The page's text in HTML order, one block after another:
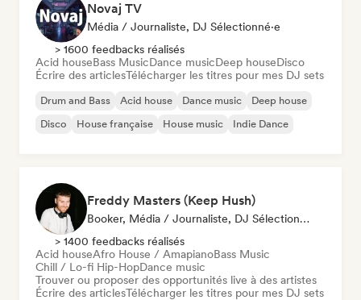
Novaj TV
Média / Journaliste, DJ Sélectionné·e
> 1600 feedbacks réalisés
Acid houseBass MusicDance musicDeep houseDisco
Écrire des articlesTélécharger les titres pour mes DJ sets
Drum and Bass Acid house Dance music
Deep house
Disco
House française House music Indie Dance
Freddy Masters (Keep Hush)
Booker, Média / Journaliste, DJ Sélectionné·e
> 1400 feedbacks réalisés
Acid houseAfro House / AmapianoBass Music
Chill / Lo-fi Hip-HopDance music
Trouver ou proposer des opportunités live à des artistes
Écrire des articlesTélécharger les titres pour mes DJ sets